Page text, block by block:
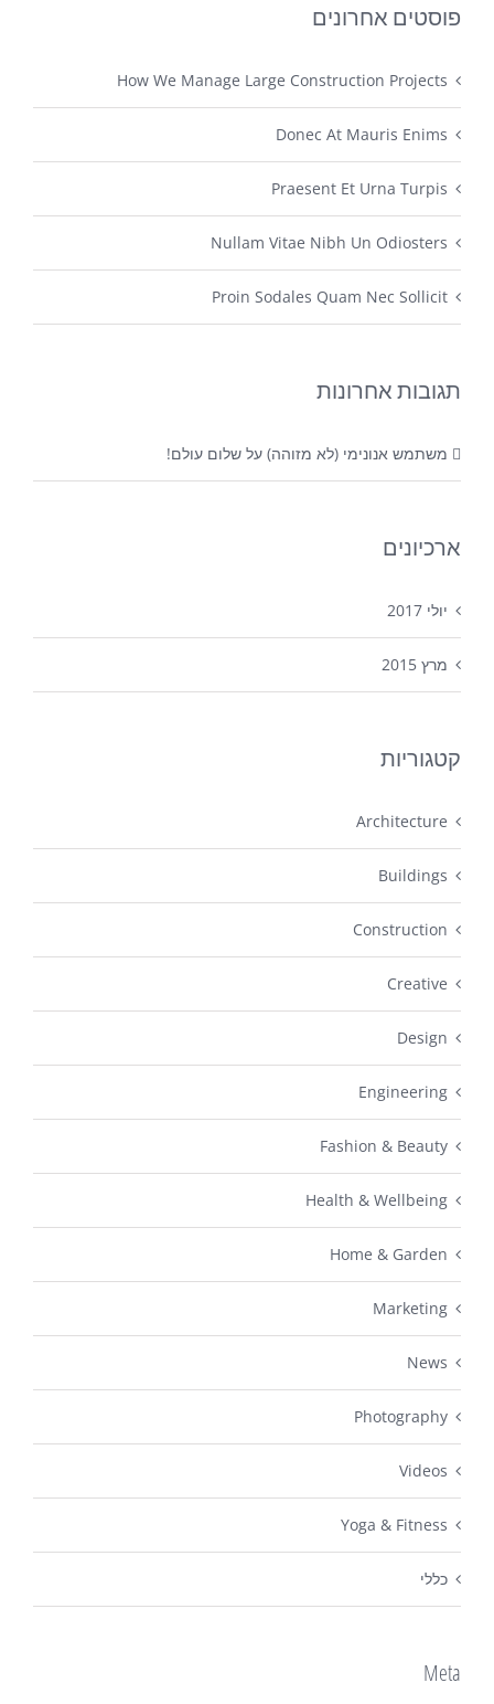
פוסטים אחרונים
How We Manage Large Construction Projects
Donec At Mauris Enims
Praesent Et Urna Turpis
Nullam Vitae Nibh Un Odiosters
Proin Sodales Quam Nec Sollicit
תגובות אחרונות
משתמש אנונימי (לא מזוהה) על שלום עולם!
ארכיונים
יולי 2017
מרץ 2015
קטגוריות
Architecture
Buildings
Construction
Creative
Design
Engineering
Fashion & Beauty
Health & Wellbeing
Home & Garden
Marketing
News
Photography
Videos
Yoga & Fitness
כללי
Meta